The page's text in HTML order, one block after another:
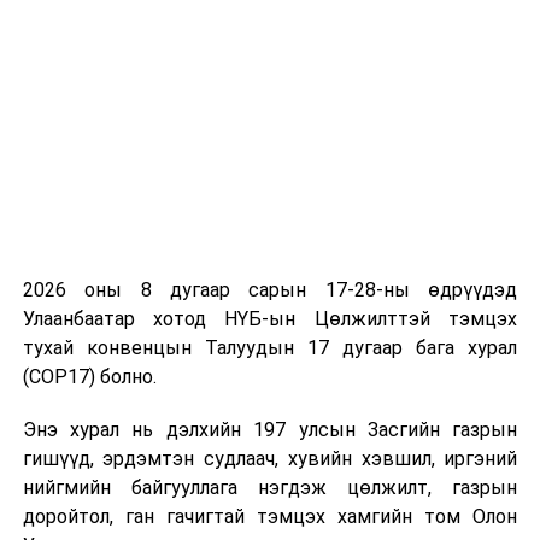
УНШСАН: 1609
ДАРААХ МЭДЭЭ
“Хамгаалсан байгаль - Бидний ирээдүй” нөлөөллийн
Олон улсын парламентын өдрийг тохиолдуулан
“Нээлттэй парламент” явуулын мэдээллийн төв
ажиллаж байна
2026 оны 8 дугаар сарын 17-28-ны өдрүүдэд
Улаанбаатар хотод НҮБ-ын Цөлжилттэй тэмцэх
тухай конвенцын Талуудын 17 дугаар бага хурал
(COP17) болно.
Энэ хурал нь дэлхийн 197 улсын Засгийн газрын
гишүүд, эрдэмтэн судлаач, хувийн хэвшил, иргэний
нийгмийн байгууллага нэгдэж цөлжилт, газрын
доройтол, ган гачигтай тэмцэх хамгийн том Олон